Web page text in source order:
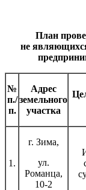
План
не
№
п./
п.
Адрес
земельного
участка
1.
г. Зима,
ул.
Романца,
10-2